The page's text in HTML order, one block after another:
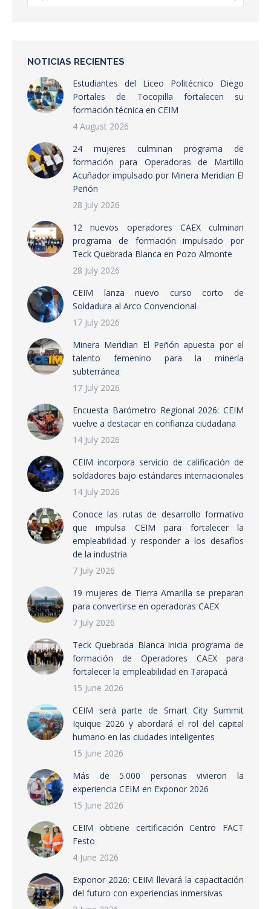
NOTICIAS RECIENTES
Estudiantes del Liceo Politécnico Diego
Portales de Tocopilla fortalecen su
formación técnica en CEIM
4 August 2026
24 mujeres culminan programa de
formación para Operadoras de Martillo
Acuñador impulsado por Minera Meridian El
Peñón
28 July 2026
12 nuevos operadores CAEX culminan
programa de formación impulsado por
Teck Quebrada Blanca en Pozo Almonte
28 July 2026
CEIM lanza nuevo curso corto de
Soldadura al Arco Convencional
17 July 2026
Minera Meridian El Peñón apuesta por el
talento femenino para la minería
subterránea
17 July 2026
Encuesta Barómetro Regional 2026: CEIM
vuelve a destacar en confianza ciudadana
14 July 2026
CEIM incorpora servicio de calificación de
soldadores bajo estándares internacionales
14 July 2026
Conoce las rutas de desarrollo formativo
que impulsa CEIM para fortalecer la
empleabilidad y responder a los desafíos
de la industria
7 July 2026
19 mujeres de Tierra Amarilla se preparan
para convertirse en operadoras CAEX
7 July 2026
Teck Quebrada Blanca inicia programa de
formación de Operadores CAEX para
fortalecer la empleabilidad en Tarapacá
15 June 2026
CEIM será parte de Smart City Summit
Iquique 2026 y abordará el rol del capital
humano en las ciudades inteligentes
15 June 2026
Más de 5.000 personas vivieron la
experiencia CEIM en Exponor 2026
15 June 2026
CEIM obtiene certificación Centro FACT
Festo
4 June 2026
Exponor 2026: CEIM llevará la capacitación
del futuro con experiencias inmersivas